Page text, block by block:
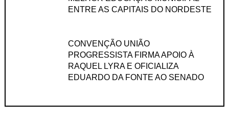
ENTRE AS CAPITAIS DO NORDESTE
CONVENÇÃO UNIÃO
PROGRESSISTA FIRMA APOIO À
RAQUEL LYRA E OFICIALIZA
EDUARDO DA FONTE AO SENADO